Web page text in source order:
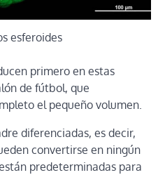
esferoides
primero en estas
de fútbol, ​​que
el pequeño volumen.
diferenciadas, es decir,
convertirse en ningún
predeterminadas para